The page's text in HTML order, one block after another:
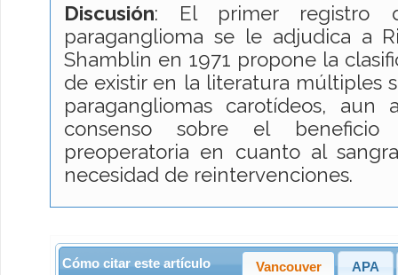
Discusión: El primer registro
paraganglioma se le adjudica a
Shamblin en 1971 propone la
de existir en la literatura múltiples
paragangliomas carotídeos,
consenso sobre el
preoperatoria en cuanto al
necesidad de reintervenciones.
Cómo citar este artículo Vancouver APA